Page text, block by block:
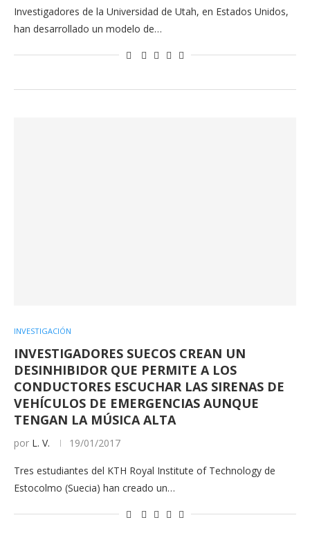
Investigadores de la Universidad de Utah, en Estados Unidos,
han desarrollado un modelo de…
INVESTIGACIÓN
INVESTIGADORES SUECOS CREAN UN
DESINHIBIDOR QUE PERMITE A LOS
CONDUCTORES ESCUCHAR LAS SIRENAS DE
VEHÍCULOS DE EMERGENCIAS AUNQUE
TENGAN LA MÚSICA ALTA
por L. V. 19/01/2017
Tres estudiantes del KTH Royal Institute of Technology de
Estocolmo (Suecia) han creado un…